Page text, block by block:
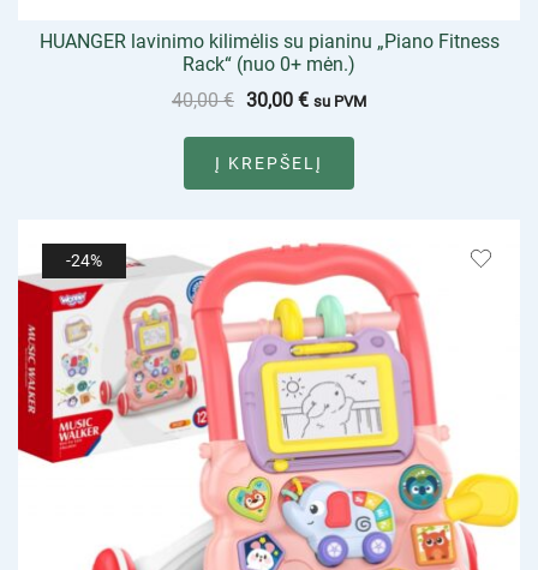
HUANGER lavinimo kilimėlis su pianinu „Piano Fitness
Rack“ (nuo 0+ mėn.)
40,00€ 30,00 € su PVM
Į KREPŠELĮ
-24%